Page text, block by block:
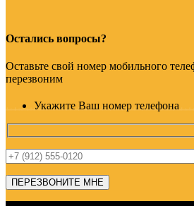
Остались вопросы?
Оставьте свой номер мобильного
перезвоним
Укажите Ваш номер телефона